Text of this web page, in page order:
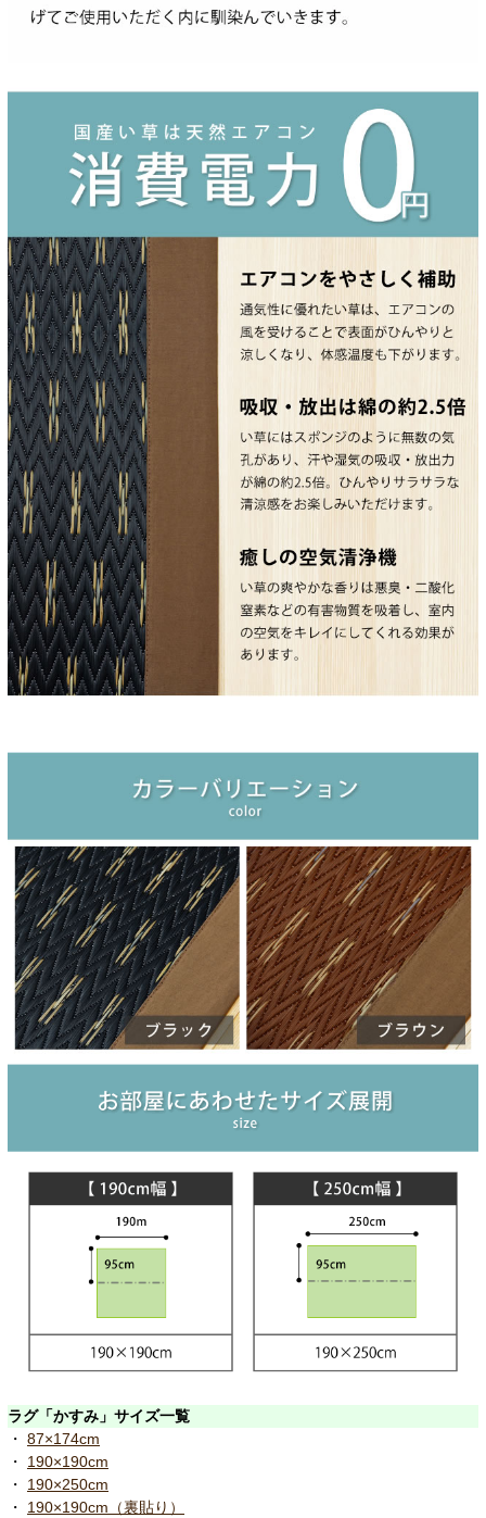
ラグ「かすみ」サイズ一覧
・ 87×174cm
・ 190×190cm
・ 190×250cm
・ 190×190cm（裏貼り）